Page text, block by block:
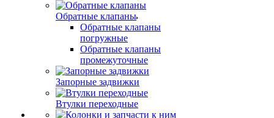
Обратные клапаны
Обратные клапаны
погружные
Обратные клапаны
промежуточные
Запорные задвижки
Втулки переходные